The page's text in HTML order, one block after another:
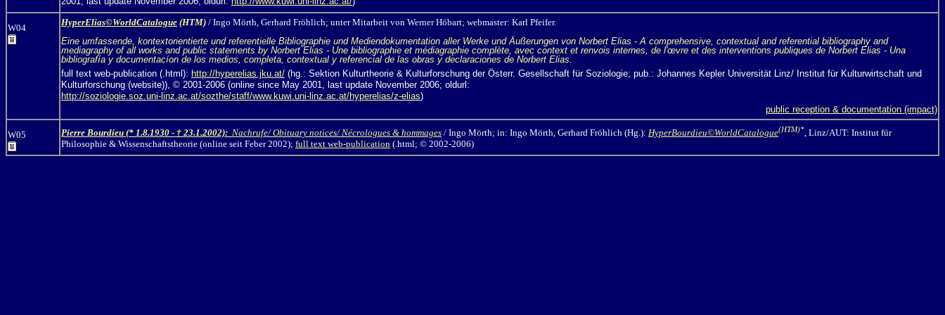
W04
HyperElias©WorldCatalogue (HTM) / Ingo Mörth, Gerhard Fröhlich; unter Mitarbeit von Werner Höbart; webmaster: Karl Pfeifer.
Eine umfassende, kontextorientierte und referentielle Bibliographie und Mediendokumentation aller Werke und Äußerungen von Norbert Elias - A comprehensive, contextual and referential bibliography and
mediagraphy of all works and public statements by Norbert Elias - Une bibliographie et médiagraphie complète, avec context et renvois internes, de l'œvre et des interventions publiques de Norbert Elias - Una
bibliografía y documentacíon de los medios, completa, contextual y referencial de las obras y declaraciones de Norbert Elias.
full text web-publication (.html): http://hyperelias.jku.at/ (hg.: Sektion Kulturtheorie & Kulturforschung der Österr. Gesellschaft für Soziologie; pub.: Johannes Kepler Universität Linz/ Institut für Kulturwirtschaft und
Kulturforschung (website)), © 2001-2006 (online since May 2001, last update November 2006; oldurl:
http://soziologie.soz.uni-linz.ac.at/sozthe/staff/www.kuwi.uni-linz.ac.at/hyperelias/z-elias)
public reception & documentation (impact)
W05 Pierre Bourdieu (* 1.8.1930 - † 23.1.2002): Nachrufe/ Obituary notices/ Nécrologues & hommages / Ingo Mörth; in: Ingo Mörth, Gerhard Fröhlich (Hg.): HyperBourdieu©WorldCatalogue(HTM)*, Linz/AUT: Institut für
Philosophie & Wissenschaftstheorie (online seit Feber 2002); full text web-publication (.html; © 2002-2006)